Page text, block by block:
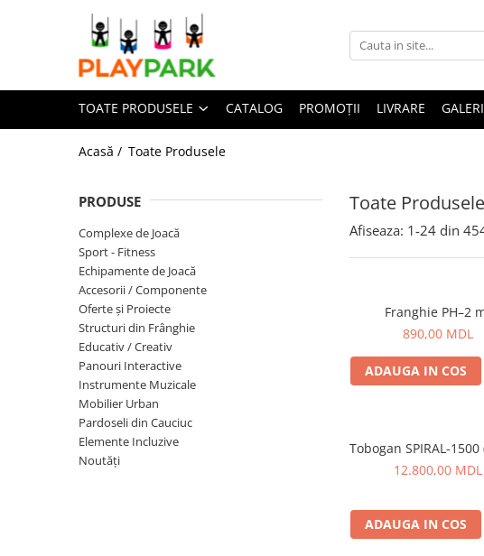
Toate Produsele
Complexe de Joacă
ROBINIA
Complexe de joacă Interior
Sport - Fitness
Aparate fitness exterior
Complexe WORKOUT
Complexe WORKOUT Kids
Aparate de forță FBarbell
Pentru terenuri sportive
Pentru săli de sport
TOATE PRODUSELE CATALOG PROMOȚII LIVRARE
Acasă / Toate Produsele
Toate
PRODUSE
Complexe de Joacă
Sport - Fitness
Echipamente de Joacă
Accesorii / Componente
Oferte și Proiecte
Structuri din Frânghie
Educativ / Creativ
Panouri Interactive
Instrumente Muzicale
Mobilier Urban
Pardoseli din Cauciuc
Elemente Incluzive
Noutăți
Afiseaza: 1-24 din
Franghie
890,00 MDL
ADAUGA IN COS
Tobogan SPIRAL-1500
12.800,00 MDL
ADAUGA IN COS